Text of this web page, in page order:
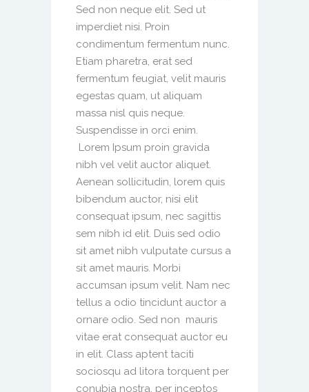
Sed non neque elit. Sed ut
imperdiet nisi. Proin
condimentum fermentum nunc.
Etiam pharetra, erat sed
fermentum feugiat, velit mauris
egestas quam, ut aliquam
massa nisl quis neque.
Suspendisse in orci enim.
Lorem Ipsum proin gravida
nibh vel velit auctor aliquet.
Aenean sollicitudin, lorem quis
bibendum auctor, nisi elit
consequat ipsum, nec sagittis
sem nibh id elit. Duis sed odio
sit amet nibh vulputate cursus a
sit amet mauris. Morbi
accumsan ipsum velit. Nam nec
tellus a odio tincidunt auctor a
ornare odio. Sed non mauris
vitae erat consequat auctor eu
in elit. Class aptent taciti
sociosqu ad litora torquent per
conubia nostra, per inceptos